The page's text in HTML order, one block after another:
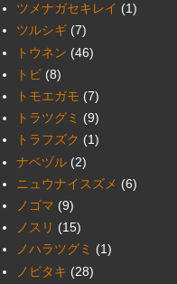
ツメナガセキレイ (1)
ツルシギ (7)
トウネン (46)
トビ (8)
トモエガモ (7)
トラツグミ (9)
トラフズク (1)
ナベヅル (2)
ニュウナイスズメ (6)
ノゴマ (9)
ノスリ (15)
ノハラツグミ (1)
ノビタキ (28)